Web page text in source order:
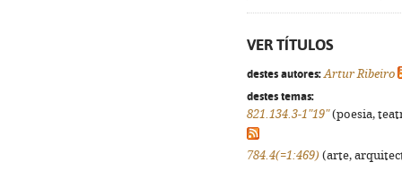
VER TÍTULOS
destes autores: Artur Ribeiro
destes temas:
821.134.3-1"19"(poesia,
784.4(=1:469) (arte,